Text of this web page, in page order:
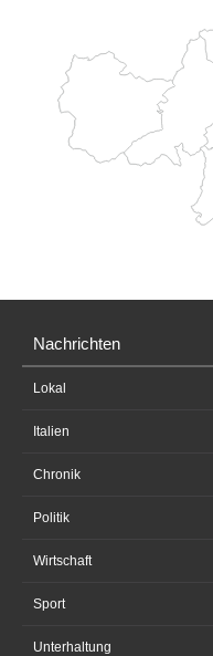
Nachrichten
Lokal
Italien
Chronik
Politik
Wirtschaft
Sport
Unterhaltung